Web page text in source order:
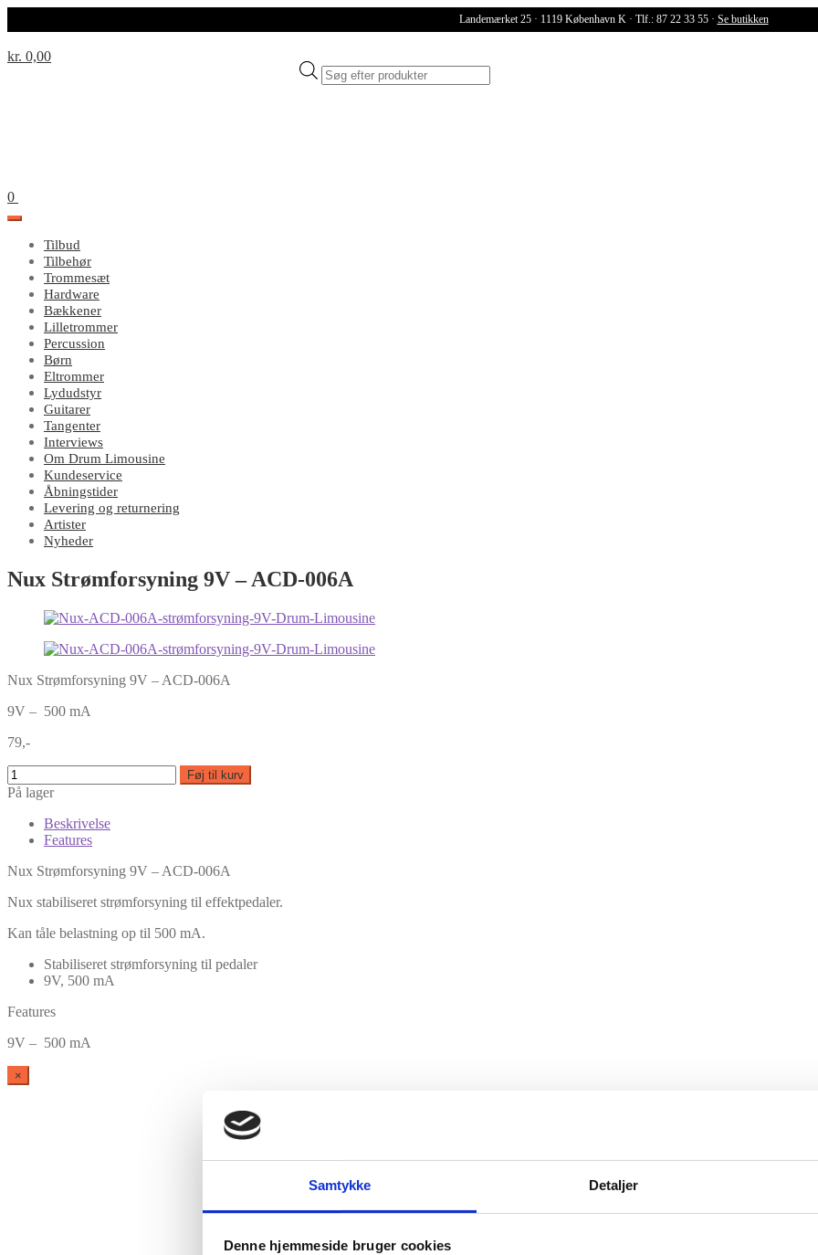
Samtykke Detaljer
Denne hjemmeside bruger cookies
Landemærket 25 · 1119 København K · Tlf.: 87 22 33 55 · Se butikken
Products
search
kr. 0,00
0
Tilbud
Tilbehør
Trommesæt
Hardware
Bækkener
Lilletrommer
Percussion
Børn
Eltrommer
Lydudstyr
Guitarer
Tangenter
Interviews
Om Drum Limousine
Kundeservice
Åbningstider
Levering og returnering
Artister
Nyheder
Nux Strømforsyning 9V – ACD-006A
Nux Strømforsyning 9V – ACD-006A
9V – 500 mA
79,-
Føj til kurv
På lager
Beskrivelse
Features
Nux Strømforsyning 9V – ACD-006A
Nux stabiliseret strømforsyning til effektpedaler.
Kan tåle belastning op til 500 mA.
Stabiliseret strømforsyning til pedaler
9V, 500 mA
Features
9V – 500 mA
×